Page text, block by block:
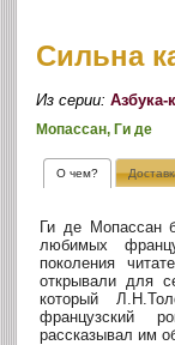
Сильна
Из серии:Азбука-
Мопассан, Ги де
О чем?
Ги де Мопассан
любимых
поколения
открывали для
который
французский
рассказывал им